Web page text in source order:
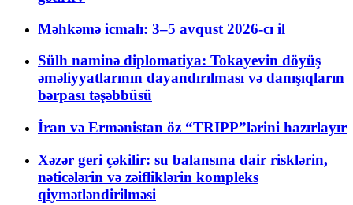
Məhkəmə icmalı: 3–5 avqust 2026-cı il
Sülh naminə diplomatiya: Tokayevin döyüş
əməliyyatlarının dayandırılması və danışıqların
bərpası təşəbbüsü
İran və Ermənistan öz “TRIPP”lərini hazırlayır
Xəzər geri çəkilir: su balansına dair risklərin,
nəticələrin və zəifliklərin kompleks
qiymətləndirilməsi